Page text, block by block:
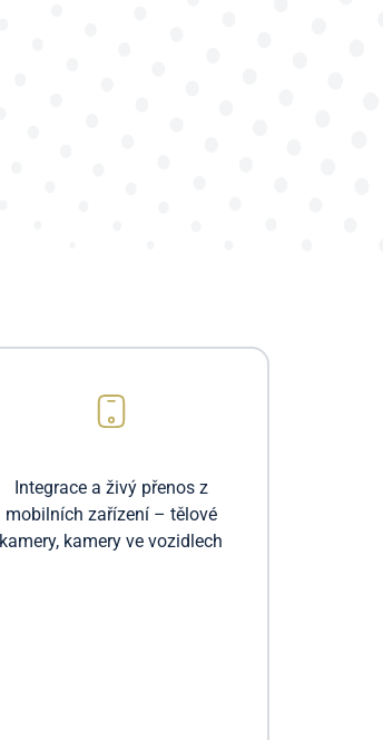
Integrace a živý přenos z
mobilních zařízení – tělové
kamery, kamery ve vozidlech